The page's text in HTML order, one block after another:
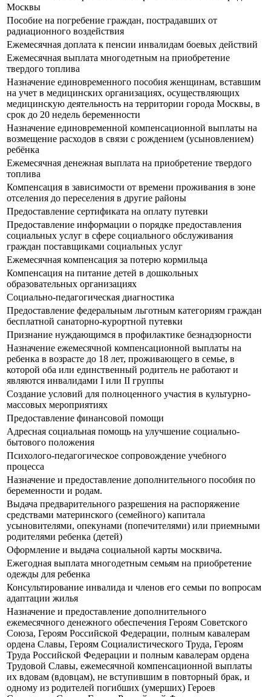
Москвы
Пособие на погребение граждан, пострадавших от
радиационного воздействия
Ежемесячная доплата к пенсии инвалидам боевых действий
Ежемесячная выплата многодетным на приобретение
твердого топлива
Назначение единовременного пособия женщинам, вставшим
на учет в медицинских организациях, осуществляющих
медицинскую деятельность на территории города Москвы, в
срок до 20 недель беременности
Назначение единовременной компенсационной выплаты на
возмещение расходов в связи с рождением (усыновлением)
ребёнка
Ежемесячная денежная выплата на приобретение твердого
топлива
Компенсация в зависимости от времени проживания в зоне
отселения до переселения в другие районы
Предоставление сертификата на оплату путевки
Предоставление информации о порядке предоставления
социальных услуг в сфере социального обслуживания
граждан поставщиками социальных услуг
Ежемесячная компенсация за потерю кормильца
Компенсация на питание детей в дошкольных
образовательных организациях
Социально-педагогическая диагностика
Предоставление федеральным льготным категориям граждан
бесплатной санаторно-курортной путевки
Признание нуждающимся в профилактике безнадзорности
Назначение ежемесячной компенсационной выплаты на
ребенка в возрасте до 18 лет, проживающего в семье, в
которой оба или единственный родитель не работают и
являются инвалидами I или II группы
Создание условий для полноценного участия в культурно-
массовых мероприятиях
Предоставление финансовой помощи
Адресная социальная помощь на улучшение социально-
бытового положения
Психолого-педагогическое сопровождение учебного
процесса
Назначение и предоставление дополнительного пособия по
беременности и родам.
Выдача предварительного разрешения на распоряжение
средствами материнского (семейного) капитала
усыновителями, опекунами (попечителями) или приемными
родителями ребенка (детей)
Оформление и выдача социальной карты москвича.
Ежегодная выплата многодетным семьям на приобретение
одежды для ребенка
Консультирование инвалида и членов его семьи по вопросам
адаптации жилья
Назначение и предоставление дополнительного
ежемесячного денежного обеспечения Героям Советского
Союза, Героям Российской Федерации, полным кавалерам
ордена Славы, Героям Социалистического Труда, Героям
Труда Российской Федерации и полным кавалерам ордена
Трудовой Славы, ежемесячной компенсационной выплаты
их вдовам (вдовцам), не вступившим в повторный брак, и
одному из родителей погибших (умерших) Героев